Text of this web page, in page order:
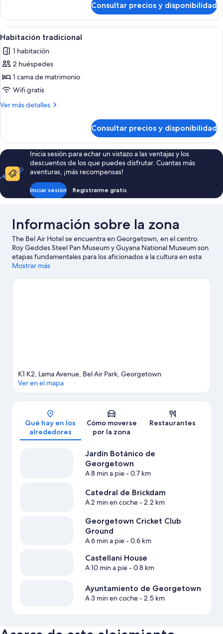
habitación
Confort
doble,
1
Consultar precios y disponibilidad
Abrir
todas
las
fotos
de
Habitación
tradicional
Una pequeña cocina equipada con
4
Habitación tradicional
1 habitación
2 huéspedes
1 cama de matrimonio
Wifi gratis
Ver más detalles
Más
tradicional
Consultar precios y disponibilidad
Inicia sesión para echar un vistazo a las ventajas y los
descuentos de los que puedes disfrutar. Cuantas más
aventuras, ¡más recompensas!
Iniciar sesión Registrarme gratis
Información sobre la zona
The Bel Air Hotel se encuentra en Georgetown, en el centro.
Roy Geddes Steel Pan Museum y Guyana National Museum son
etapas fundamentales para los aficionados a la cultura en esta
región, donde también puedes acercarte a lugares
Castellani House. ¿Te apetece disfrutar de un evento especial?
Mostrar más
Mapa
K1 K2, Lama Avenue, Bel Air Park, Georgetown
Ver en el mapa
Qué hay en los
alrededores
Cómo moverse
por la zona
Restaurantes
Jardín Botánico de
Georgetown
A 8 min a pie- 0.7 km
Catedral de Brickdam
A 2 min en coche- 2.2 km
Georgetown Cricket Club
Ground
A 6 min a pie- 0.6 km
Castellani House
A 10 min a pie- 0.8 km
Ayuntamiento de Georgetown
A 3 min en coche- 2.5 km